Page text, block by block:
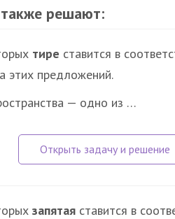
также решают:
тире ставится в
этих предложений.
— одно из …
запятая ставится в